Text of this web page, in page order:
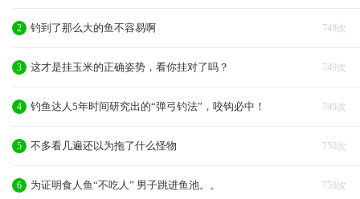
749次
2 钓到了那么大的鱼不容易啊
749次
3 这才是挂玉米的正确姿势，看你挂对了吗？
749次
4 钓鱼达人5年时间研究出的“弹弓钓法”，咬钩必中！
750次
5 不多看几遍还以为拖了什么怪物
750次
6 为证明食人鱼“不吃人” 男子跳进鱼池。。